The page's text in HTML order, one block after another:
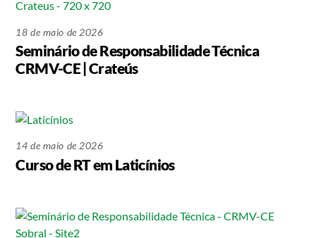
18 de maio de 2026
Seminário de Responsabilidade Técnica
CRMV-CE | Crateús
14 de maio de 2026
Curso de RT em Laticínios